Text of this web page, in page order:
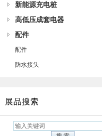
新能源充电桩
高低压成套电器
配件
配件
防水接头
展品搜索